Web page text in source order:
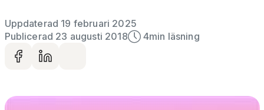
Uppdaterad 19 februari 2025
Publicerad 23 augusti 2018
4min läsning
Dela på facebook
Dela på LinkedIn